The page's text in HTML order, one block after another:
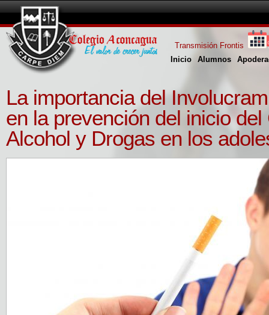
Inicio Alumnos
Transmisión Frontis
La importancia del
en la prevención del inicio
Alcohol y Drogas en los